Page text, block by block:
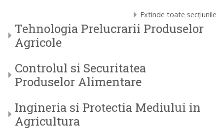
Extinde toate secțiunile
Tehnologia Prelucrarii Produselor
Agricole
Controlul si Securitatea
Produselor Alimentare
Ingineria si Protectia Mediului in
Agricultura